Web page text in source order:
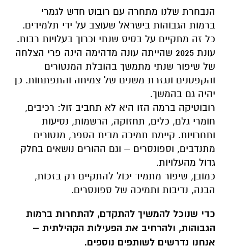
הנבחרת שלנו מתחרה עם רובוט חדש לגמרי
ברמות הגבוהות בישראל שעוצב על ידי תלמידים.
כל זה מתקיים על בסיס שנתי וכרוך בעלויות רבות.
עונת 2025 שהייתה עונה מדהימה הינה פרי הצלחה
של שיפור שנתי מתמשך בהובלת המנטורים
והקפטנים ונגזרת משנים של צמיחה והתפתחות. כך
יהיה גם בהמשך.
רובוטיקה ברמה הזו היא לא תחביב זול: רכיבים,
חומרי גלם, כלים, תחזוקה, הרשמות, נסיעות
ותחרויות. קיימת תמיכה מבית הספר, מנטורים
מתנדבים, וספונסרים – וגם ההורים נושאים בחלק
גדול מהעלויות.
כמובן, שיפור מתמיד יכול להתקיים רק בזכות,
הבנה, נדיבות ותמיכה של ספונסרים.
כדי שנוכל להמשיך להתקדם, להתחרות ברמות
הגבוהות, ולהרחיב את הפעילות הקהילתית –
אנחנו נדרשים לשותפים נוספים.